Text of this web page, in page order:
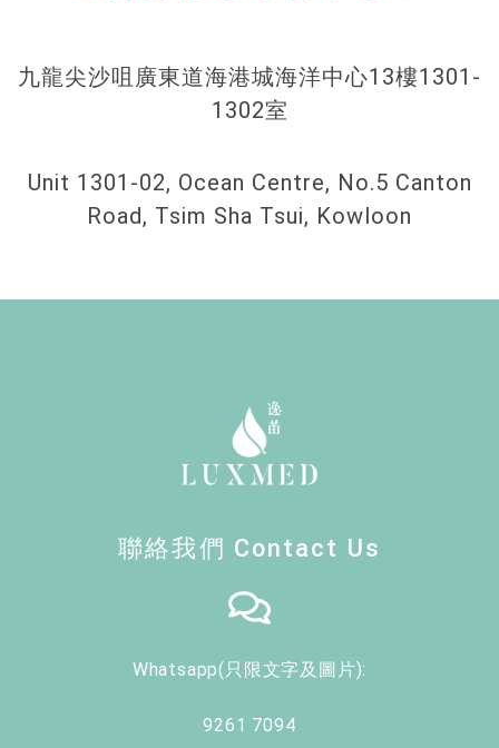
九龍尖沙咀廣東道海港城海洋中心13樓1301-
1302室
Unit 1301-02, Ocean Centre, No.5 Canton
Road, Tsim Sha Tsui, Kowloon
聯絡我們 Contact Us
Whatsapp(只限文字及圖片):
9261 7094